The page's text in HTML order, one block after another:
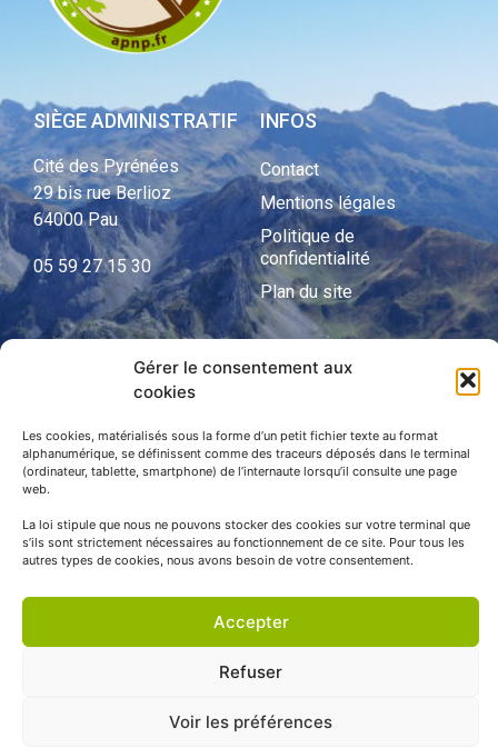
Gérer le consentement aux
cookies
Les cookies, matérialisés sous la forme d’un petit fichier texte au format
alphanumérique, se définissent comme des traceurs déposés dans le terminal
(ordinateur, tablette, smartphone) de l’internaute lorsqu’il consulte une page
web.
La loi stipule que nous ne pouvons stocker des cookies sur votre terminal que
s’ils sont strictement nécessaires au fonctionnement de ce site. Pour tous les
autres types de cookies, nous avons besoin de votre consentement.
Accepter
Refuser
Voir les préférences
SIÈGE ADMINISTRATIF
Cité des Pyrénées
29 bis rue Berlioz
64000 Pau
05 59 27 15 30
INFOS
Contact
Mentions légales
Politique de
confidentialité
Plan du site
Parc national des Pyrénées
© APNP Copyright Tous droits réservés © 1970 - 2023 | Une
réalisation Happiness -Agence de communication